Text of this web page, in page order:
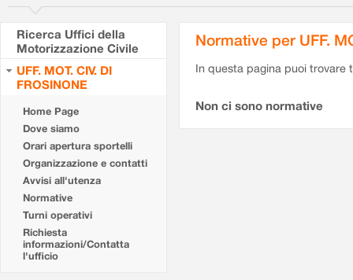
Ricerca Uffici della
Motorizzazione Civile
UFF. MOT. CIV. DI
FROSINONE
Home Page
Dove siamo
Orari apertura sportelli
Organizzazione e contatti
Avvisi all'utenza
Normative
Turni operativi
Richiesta
informazioni/Contatta
l'ufficio
Normative per UFF.
In questa pagina puoi
Non ci sono normative